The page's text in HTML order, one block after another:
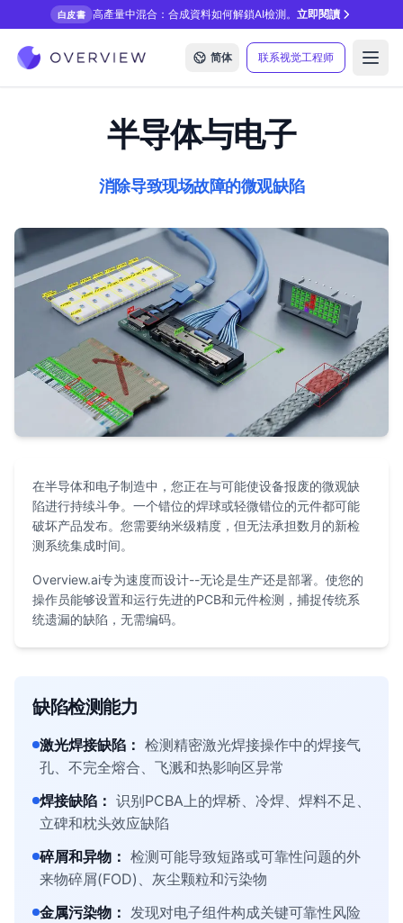
白皮書 高產量中混合：合成資料如何解鎖AI檢測。立即閱讀
简体 联系视觉工程师
半导体与电子
消除导致现场故障的微观缺陷
在半导体和电子制造中，您正在与可能使设备报废的微观缺
陷进行持续斗争。一个错位的焊球或轻微错位的元件都可能
破坏产品发布。您需要纳米级精度，但无法承担数月的新检
测系统集成时间。
Overview.ai专为速度而设计--无论是生产还是部署。使您的
操作员能够设置和运行先进的PCB和元件检测，捕捉传统系
统遗漏的缺陷，无需编码。
缺陷检测能力
激光焊接缺陷 ： 检测精密激光焊接操作中的焊接气
孔、不完全熔合、飞溅和热影响区异常
焊接缺陷 ： 识别PCBA上的焊桥、冷焊、焊料不足、
立碑和枕头效应缺陷
碎屑和异物 ： 检测可能导致短路或可靠性问题的外
来物碎屑(FOD)、灰尘颗粒和污染物
金属污染物 ： 发现对电子组件构成关键可靠性风险